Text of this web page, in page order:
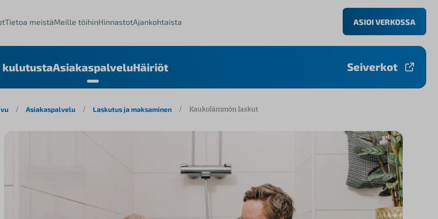
Tietoa meistäMeille töihinHinnastotAjankohtaista ASIOI VERKOSSA
kulutustaAsiakaspalveluHäiriöt Seiverkot
/ Asiakaspalvelu / Laskutus ja maksaminen / Kaukolämmön laskut